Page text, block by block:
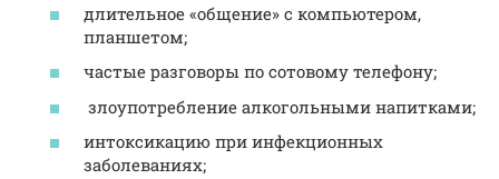
длительное «общение» с компьютером,
планшетом;
частые разговоры по сотовому телефону;
злоупотребление алкогольными напитками;
интоксикацию при инфекционных
заболеваниях;